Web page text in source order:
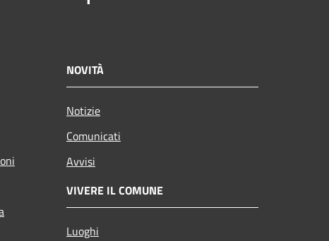
NOVITÀ
Notizie
Comunicati
Avvisi
VIVERE IL COMUNE
Luoghi